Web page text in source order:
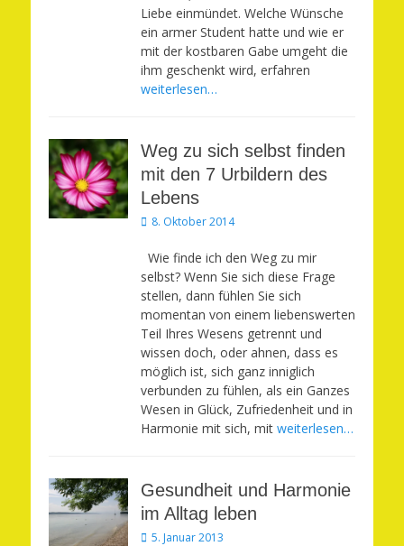
Liebe einmündet. Welche Wünsche
ein armer Student hatte und wie er
mit der kostbaren Gabe umgeht die
ihm geschenkt wird, erfahren
weiterlesen…
Weg zu sich selbst finden
mit den 7 Urbildern des
Lebens
Veröffentlicht
8. Oktober 2014
Wie finde ich den Weg zu mir
selbst? Wenn Sie sich diese Frage
stellen, dann fühlen Sie sich
momentan von einem liebenswerten
Teil Ihres Wesens getrennt und
wissen doch, oder ahnen, dass es
möglich ist, sich ganz inniglich
verbunden zu fühlen, als ein Ganzes
Wesen in Glück, Zufriedenheit und in
Harmonie mit sich, mit weiterlesen…
Gesundheit und Harmonie
im Alltag leben
Veröffentlicht
5. Januar 2013